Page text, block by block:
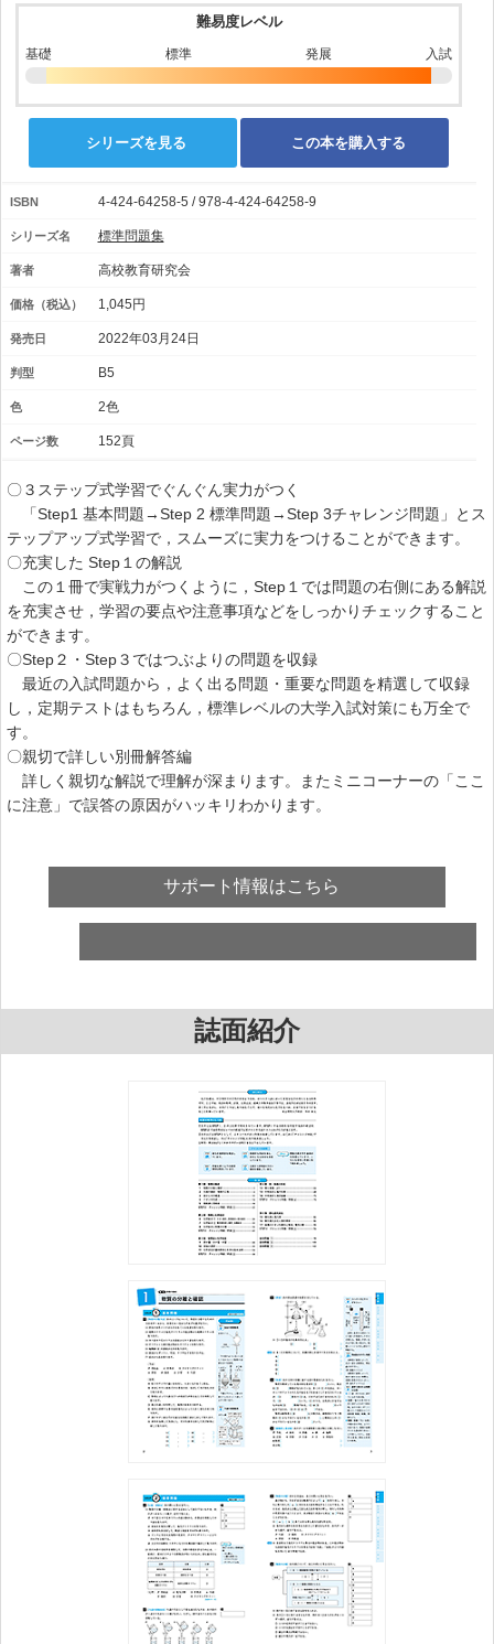
難易度レベル
基礎 標準 発展 入試
シリーズを見る この本を購入する
ISBN 4-424-64258-5 / 978-4-424-64258-9
シリーズ名 標準問題集
著者 高校教育研究会
価格（税込） 1,045円
発売日 2022年03月24日
判型 B5
色 2色
ページ数 152頁
〇３ステップ式学習でぐんぐん実力がつく
「Step1 基本問題→Step 2 標準問題→Step 3チャレンジ問題」とス
テップアップ式学習で，スムーズに実力をつけることができます。
〇充実した Step１の解説
この１冊で実戦力がつくように，Step１では問題の右側にある解説
を充実させ，学習の要点や注意事項などをしっかりチェックすること
ができます。
〇Step２・Step３ではつぶよりの問題を収録
最近の入試問題から，よく出る問題・重要な問題を精選して収録
し，定期テストはもちろん，標準レベルの大学入試対策にも万全で
す。
〇親切で詳しい別冊解答編
詳しく親切な解説で理解が深まります。またミニコーナーの「ここ
に注意」で誤答の原因がハッキリわかります。
サポート情報はこちら
誌面紹介